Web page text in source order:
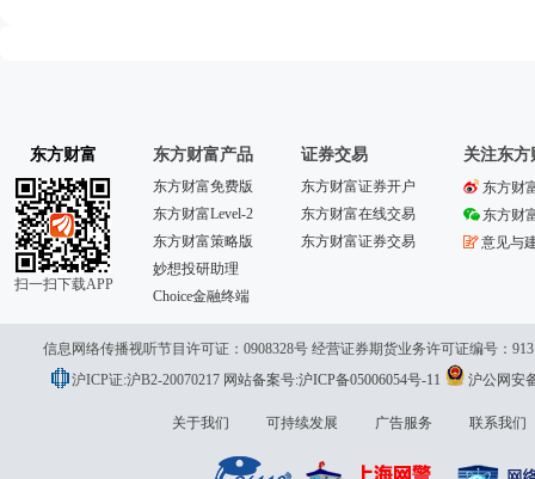
东方财富
扫一扫下载APP
东方财富产品
东方财富免费版
东方财富Level-2
东方财富策略版
妙想投研助理
Choice金融终端
证券交易
东方财富证券开户
东方财富在线交易
东方财富证券交易
关注东方
东方财
东方财
意见与
信息网络传播视听节目许可证：0908328号 经营证券期货业务许可证编号：
议
沪ICP证:沪B2-20070217 网站备案号:沪ICP备05006054号-11 沪公网安
关于我们 可持续发展 广告服务 联系我们